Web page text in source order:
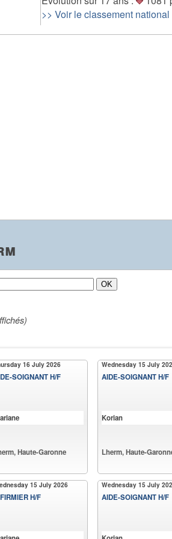
>> Voir le classement national
16 July 2026
SOIGNANT H/F
Haute-Garonne
15 July 2026
H/F
Wednesday 15 July
AIDE-SOIGNANT H/F
Korian
Lherm, Haute-
Wednesday 15 July
AIDE-SOIGNANT H/F